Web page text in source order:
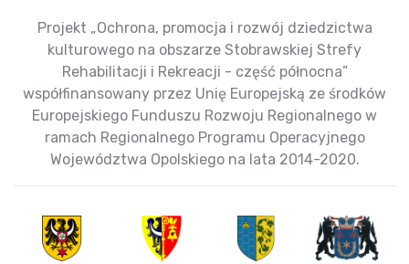
Projekt „Ochrona, promocja i rozwój dziedzictwa
kulturowego na obszarze Stobrawskiej Strefy
Rehabilitacji i Rekreacji - część północna”
współfinansowany przez Unię Europejską ze środków
Europejskiego Funduszu Rozwoju Regionalnego w
ramach Regionalnego Programu Operacyjnego
Województwa Opolskiego na lata 2014-2020.